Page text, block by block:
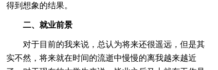
得到想象的结果。
二、就业前景
对于目前的我来说，总认为将来还很遥远，但是其
实不然，将来就在时间的流逝中慢慢的离我越来越近